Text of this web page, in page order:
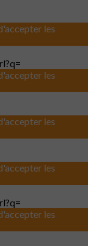
les
les
les
les
les